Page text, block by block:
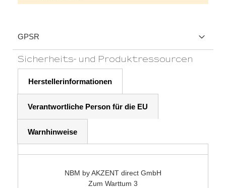
GPSR
Sicherheits- und Produktressourcen
Herstellerinformationen
Verantwortliche Person für die EU
Warnhinweise
NBM by AKZENT direct GmbH
Zum Warttum 3